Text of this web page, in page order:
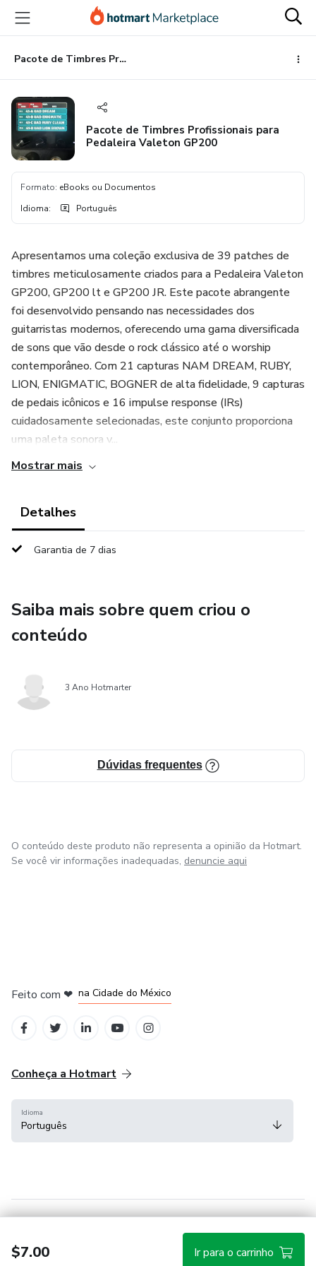
para
conteúdo
principal
para
pagamento
para
rodapé
Pacote de Timbres Profissionais para Pedaleira Valeton GP200
Pacote de Timbres Profissionais para
Pedaleira Valeton GP200
Formato: eBooks ou Documentos
Idioma: Português
Apresentamos uma coleção exclusiva de 39 patches de
timbres meticulosamente criados para a Pedaleira Valeton
GP200, GP200 lt e GP200 JR. Este pacote abrangente
foi desenvolvido pensando nas necessidades dos
guitarristas modernos, oferecendo uma gama diversificada
de sons que vão desde o rock clássico até o worship
contemporâneo. Com 21 capturas NAM DREAM, RUBY,
LION, ENIGMATIC, BOGNER de alta fidelidade, 9 capturas
de pedais icônicos e 16 impulse response (IRs)
cuidadosamente selecionadas, este conjunto proporciona
uma paleta sonora v...
Mostrar mais
Detalhes
Garantia de 7 dias
Saiba mais sobre quem criou o
conteúdo
3 Ano Hotmarter
Dúvidas frequentes
$7.00 Ir para o carrinho
O conteúdo deste produto não representa a opinião da Hotmart.
Se você vir informações inadequadas, denuncie aqui
Feito com ❤ na Cidade do México
Conheça a Hotmart
Idioma
Português